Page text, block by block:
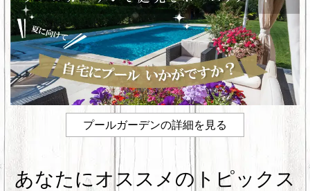
プールガーデンの詳細を見る
あなたにオススメのトピックス